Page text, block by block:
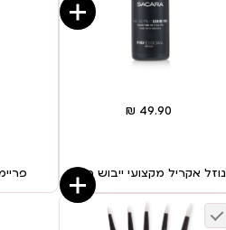
נוזל אקריל מקצועי ייבוש מהיר